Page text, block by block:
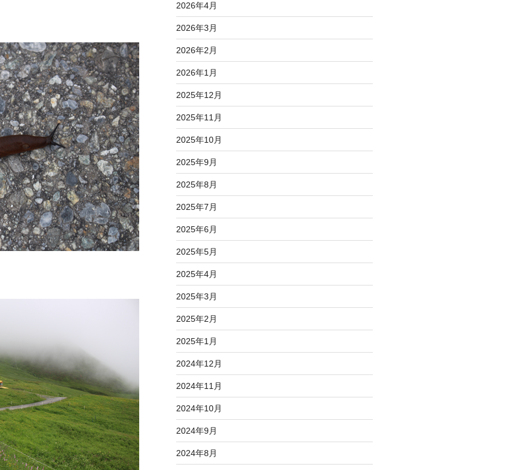
2026年4月
2026年3月
2026年2月
2026年1月
2025年12月
2025年11月
2025年10月
2025年9月
2025年8月
2025年7月
2025年6月
2025年5月
2025年4月
2025年3月
2025年2月
2025年1月
2024年12月
2024年11月
2024年10月
2024年9月
2024年8月